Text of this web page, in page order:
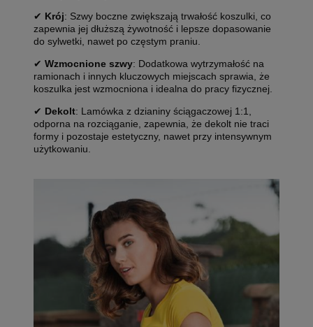
✔ Krój: Szwy boczne zwiększają trwałość koszulki, co
zapewnia jej dłuższą żywotność i lepsze dopasowanie
do sylwetki, nawet po częstym praniu.
✔ Wzmocnione szwy: Dodatkowa wytrzymałość na
ramionach i innych kluczowych miejscach sprawia, że
koszulka jest wzmocniona i idealna do pracy fizycznej.
✔ Dekolt: Lamówka z dzianiny ściągaczowej 1:1,
odporna na rozciąganie, zapewnia, że dekolt nie traci
formy i pozostaje estetyczny, nawet przy intensywnym
użytkowaniu.